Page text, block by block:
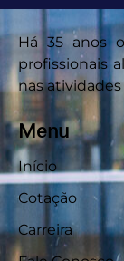
Há 35 anos
profissionais
nas
Menu
Início
Cotação
Carreira